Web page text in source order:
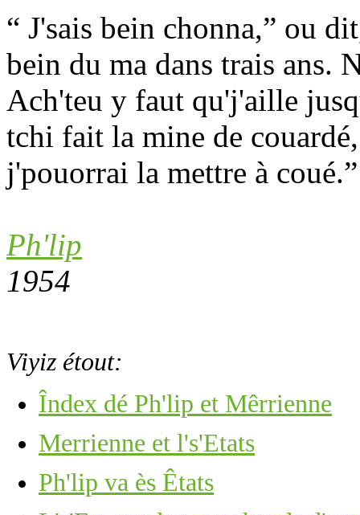
“ J'sais bein chonna,” ou
bein du ma dans trais ans.
Ach'teu y faut qu'j'aille
tchi fait la mine de
j'pouorrai la mettre à coué.”
Ph'lip
1954
Viyiz étout:
Îndex dé Ph'lip et Mêrrienne
Merrienne et l's'Etats
Ph'lip va ès Êtats